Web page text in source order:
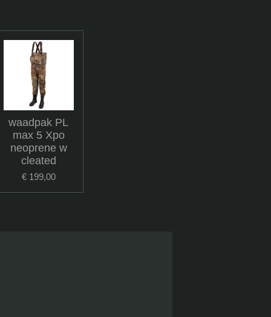
waadpak PL
max 5 Xpo
neoprene w
cleated
€ 199,00